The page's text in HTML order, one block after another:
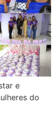
e
do